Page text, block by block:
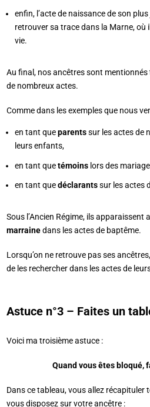
enfin, l’acte de naissance de son
retrouver sa trace dans la Marne, où
vie.
Au final, nos ancêtres sont
de nombreux actes.
Comme dans les exemples que nous
en tant queparentssur les actes de
leurs enfants,
en tant quetémoinslors des
en tant quedéclarantssur les actes
Sous l’Ancien Régime, ils apparaissent
marrainedans les actes de baptême.
Lorsqu’on ne retrouve pas ses
de les rechercher dans les actes de
Astuce n°3 – Faites un
Voici ma troisième astuce :
Quand vous êtes bloqué,
Dans ce tableau, vous allez
vous disposez sur votre ancêtre :